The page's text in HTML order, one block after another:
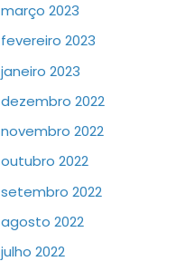
março 2023
fevereiro 2023
janeiro 2023
dezembro 2022
novembro 2022
outubro 2022
setembro 2022
agosto 2022
julho 2022